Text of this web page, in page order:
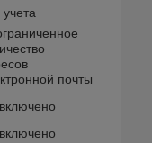
учета
почты